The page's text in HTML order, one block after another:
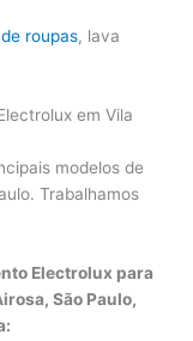
roupas, lava
em Vila
modelos de
Trabalhamos
Electrolux para
São Paulo,